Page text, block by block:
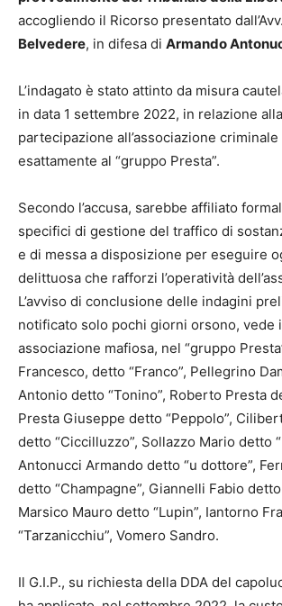
accogliendo il Ricorso presentato dall’Avv.
Belvedere, in difesa di Armando
L’indagato è stato attinto da misura
in data 1 settembre 2022, in relazione
partecipazione all’associazione criminale
esattamente al “gruppo Presta”.
Secondo l’accusa, sarebbe affiliato
specifici di gestione del traffico di
e di messa a disposizione per eseguire
delittuosa che rafforzi l’operatività
L’avviso di conclusione delle indagini
notificato solo pochi giorni orsono, vede
associazione mafiosa, nel “gruppo
Francesco, detto “Franco”, Pellegrino
Antonio detto “Tonino”, Roberto Presta
Presta Giuseppe detto “Peppolo”,
detto “Ciccilluzzo”, Sollazzo Mario detto
Antonucci Armando detto “u dottore”,
detto “Champagne”, Giannelli Fabio detto
Marsico Mauro detto “Lupin”, Iantorno
“Tarzanicchiu”, Vomero Sandro.
Il G.I.P., su richiesta della DDA del